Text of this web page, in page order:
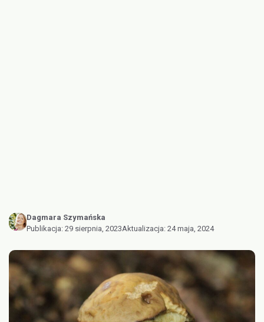
Dagmara Szymańska
Publikacja: 29 sierpnia, 2023Aktualizacja: 24 maja, 2024